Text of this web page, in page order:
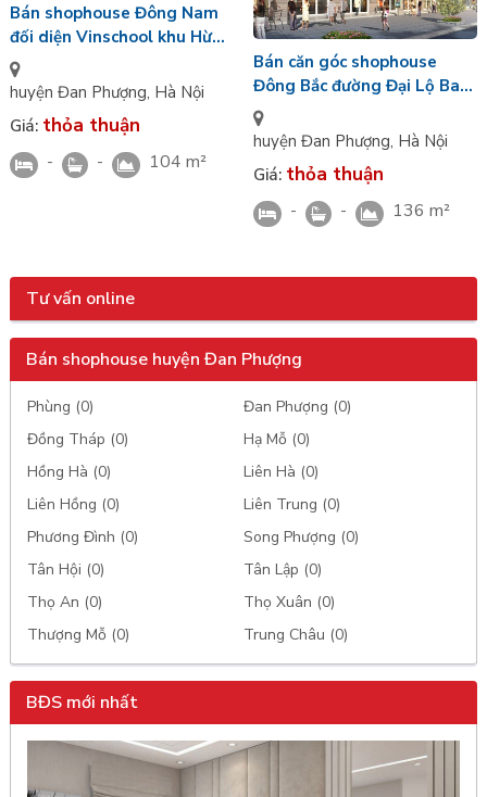
Bán shophouse Đông Nam
đối diện Vinschool khu Hừng
Đông 42 diện tích 104m2/4
tầng Vin Đan Phượng
huyện Đan Phượng, Hà Nội
Giá: thỏa thuận
- - 104 m²
Bán căn góc shophouse
Đông Bắc đường Đại Lộ Ban
Mai 136m2 gần bể bơi nội
khu Vinhomes Wonder City
huyện Đan Phượng, Hà Nội
Giá: thỏa thuận
- - 136 m²
Tư vấn online
Bán shophouse huyện Đan Phượng
Phùng (0)
Đan Phượng (0)
Đồng Tháp (0)
Hạ Mỗ (0)
Hồng Hà (0)
Liên Hà (0)
Liên Hồng (0)
Liên Trung (0)
Phương Đình (0)
Song Phượng (0)
Tân Hội (0)
Tân Lập (0)
Thọ An (0)
Thọ Xuân (0)
Thượng Mỗ (0)
Trung Châu (0)
BĐS mới nhất